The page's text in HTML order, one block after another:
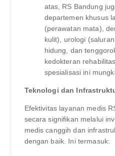
atas, RS Bandung
departemen khusus
(perawatan mata),
kulit), urologi
hidung, dan
kedokteran
spesialisasi ini
Teknologi dan
Efektivitas layanan medis
secara signifikan melalui
medis canggih dan
dengan baik. Ini termasuk: